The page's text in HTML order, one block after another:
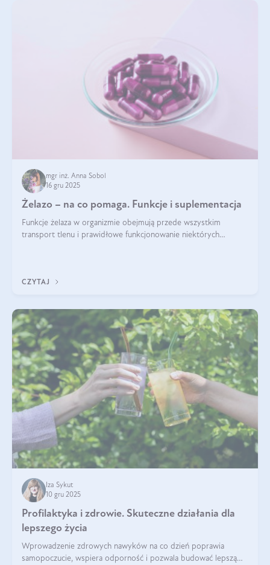
mgr inż. Anna Sobol
16 gru 2025
Żelazo – na co pomaga. Funkcje i suplementacja
Funkcje żelaza w organizmie obejmują przede wszystkim
transport tlenu i prawidłowe funkcjonowanie niektórych
CZYTAJ
Iza Sykut
10 gru 2025
Profilaktyka i zdrowie. Skuteczne działania dla
lepszego życia
Wprowadzenie zdrowych nawyków na co dzień poprawia
samopoczucie, wspiera odporność i pozwala budować lepszą